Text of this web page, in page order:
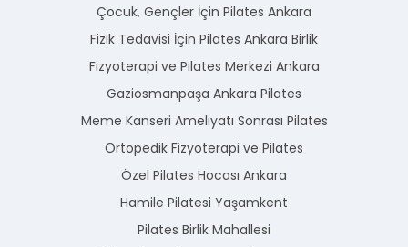
Çocuk, Gençler İçin Pilates Ankara
Fizik Tedavisi İçin Pilates Ankara Birlik
Fizyoterapi ve Pilates Merkezi Ankara
Gaziosmanpaşa Ankara Pilates
Meme Kanseri Ameliyatı Sonrası Pilates
Ortopedik Fizyoterapi ve Pilates
Özel Pilates Hocası Ankara
Hamile Pilatesi Yaşamkent
Pilates Birlik Mahallesi